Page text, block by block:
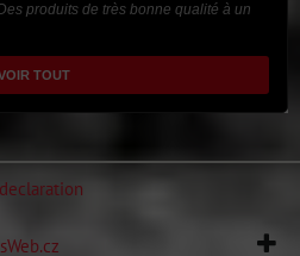
produits de très bonne qualité à un
TOUT